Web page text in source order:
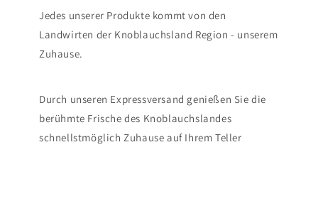
Jedes unserer Produkte kommt von den
Landwirten der Knoblauchsland Region - unserem
Zuhause.
Durch unseren Expressversand genießen Sie die
berühmte Frische des Knoblauchslandes
schnellstmöglich Zuhause auf Ihrem Teller